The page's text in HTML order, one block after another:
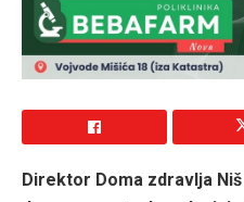
Direktor Doma zdravlja